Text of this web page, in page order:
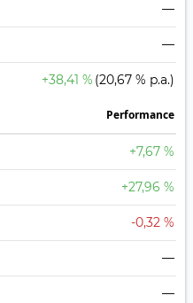
—
—
+38,41 % (20,67 % p.a.)
Perfor­mance
+7,67 %
+27,96 %
-0,32 %
—
—